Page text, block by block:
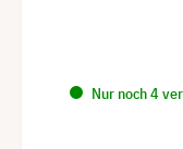
Nur noch 4